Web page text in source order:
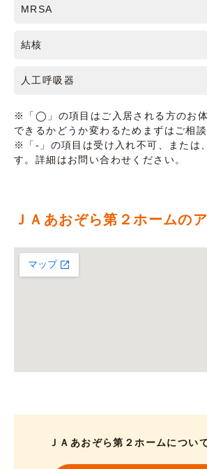
MRSA
結核
人工呼吸器
※「◯」の項目はご入居される方のお
できるかどうか変わるためまずはご相談
※「-」の項目は受け入れ不可、または
す。詳細はお問い合わせください。
ＪＡあおぞら第２ホームの
ＪＡあおぞら第２ホームについ